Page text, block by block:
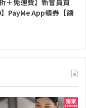
PayMe App領券【額